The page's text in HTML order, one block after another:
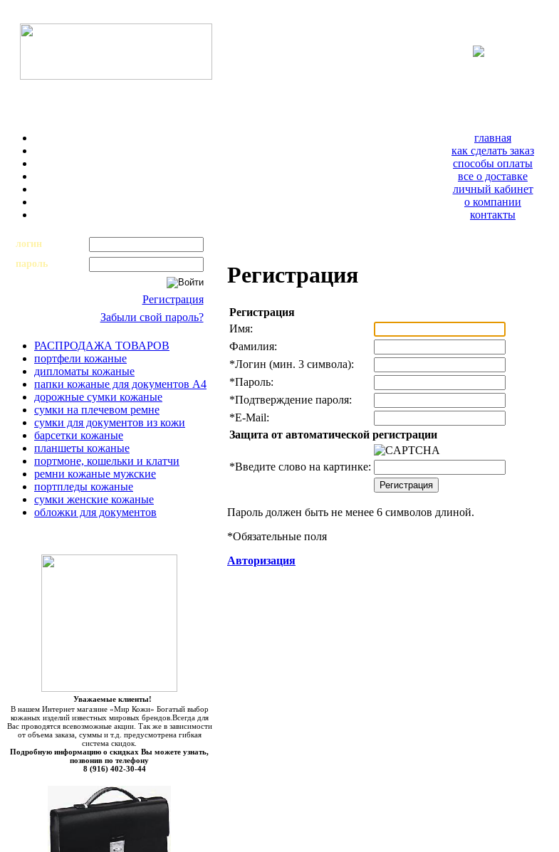
главная
как сделать заказ
способы оплаты
все о доставке
личный кабинет
о компании
контакты
логин
пароль
Регистрация
Забыли свой пароль?
РАСПРОДАЖА ТОВАРОВ
портфели кожаные
дипломаты кожаные
папки кожаные для документов А4
дорожные сумки кожаные
сумки на плечевом ремне
сумки для документов из кожи
барсетки кожаные
планшеты кожаные
портмоне, кошельки и клатчи
ремни кожаные мужские
портпледы кожаные
сумки женские кожаные
обложки для документов
Уважаемые клиенты!
В нашем Интернет магазине «Мир Кожи» Богатый выбор
кожаных изделий известных мировых брендов.Всегда для
Вас проводятся всевозможные акции. Так же в зависимости
от объема заказа, суммы и т.д. предусмотрена гибкая
система скидок.
Подробную информацию о скидках Вы можете узнать,
позвонив по телефону
8 (916) 402-30-44
Регистрация
Регистрация
Имя:
Фамилия:
*Логин (мин. 3 символа):
*Пароль:
*Подтверждение пароля:
*E-Mail:
Защита от автоматической регистрации
*Введите слово на картинке:
Пароль должен быть не менее 6 символов длиной.
*Обязательные поля
Авторизация